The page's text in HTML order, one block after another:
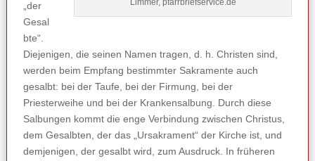
Limmer, pfarrbriefservice.de
„der
Gesal
bte“.
Diejenigen, die seinen Namen tragen, d. h. Christen sind,
werden beim Empfang bestimmter Sakramente auch
gesalbt: bei der Taufe, bei der Firmung, bei der
Priesterweihe und bei der Krankensalbung. Durch diese
Salbungen kommt die enge Verbindung zwischen Christus,
dem Gesalbten, der das „Ursakrament“ der Kirche ist, und
demjenigen, der gesalbt wird, zum Ausdruck. In früheren